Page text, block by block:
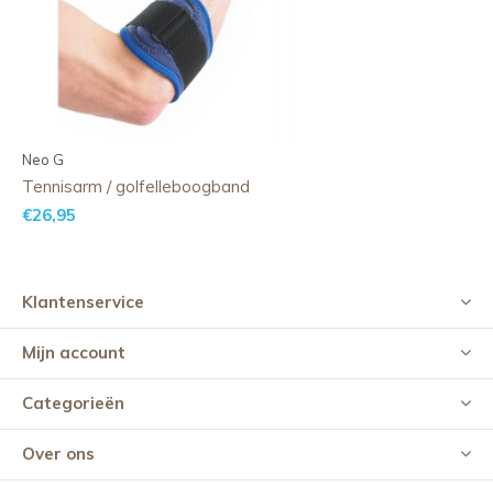
Neo G
Tennisarm / golfelleboogband
€26,95
Klantenservice
Mijn account
Categorieën
Over ons